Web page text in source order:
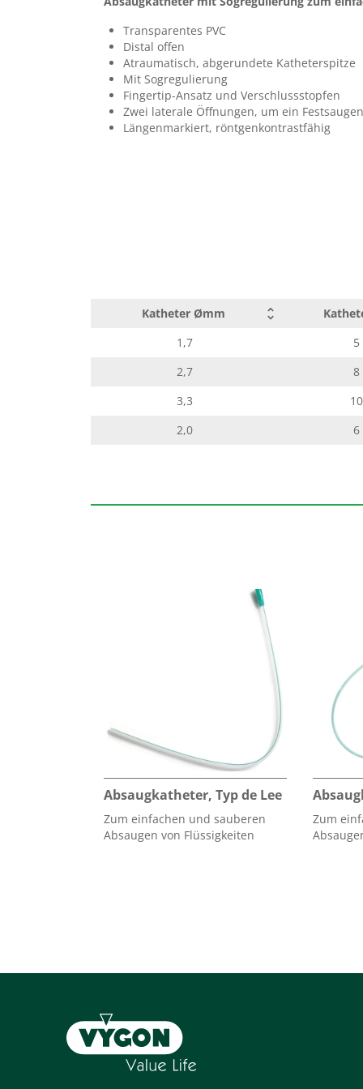
3,3
2,0
Auf unserem Portal für Gebrauchsanweisungen erhalten Sie
Eingabe der Artikelnummer und Chargennummer die dem
Gebrauchsanweisung
Transparentes PVC
Distal offen
Atraumatisch, abgerundete Katheterspitze
Mit Sogregulierung
Fingertip-Ansatz und Verschlussstopfen
Zwei laterale Öffnungen, um ein
Längenmarkiert, röntgenkontrastfähig
Katheter Ømm
1,7
5
2,7
8
3,3
10
2,0
6
Absaugkatheter, Typ de Lee
Zum einfachen und sauberen
Absaugen von Flüssigkeiten
Zum